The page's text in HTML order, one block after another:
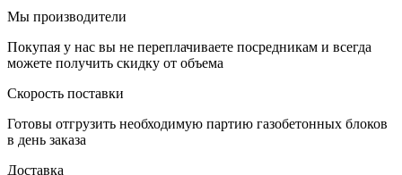
Мы производители
Покупая у нас вы не переплачиваете посредникам и всегда
можете получить скидку от объема
Скорость поставки
Готовы отгрузить необходимую партию газобетонных блоков
в день заказа
Доставка